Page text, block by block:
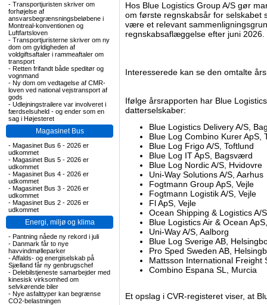
- Transportjuristen skriver om
forhøjelse af
ansvarsbegrænsningsbeløbene i
Montreal-konventionen og
Luftfartsloven
- Transportjuristerne skriver om ny
dom om gyldigheden af
voldgiftsaftaler i rammeaftaler om
transport
- Retten frifandt både speditør og
vognmand
- Ny dom om vedtagelse af CMR-
loven ved national vejstransport af
gods
- Udlejningstrailere var involveret i
færdselsuheld - og ender som en
sag i Højesteret
Magasinet Bus
- Magasinet Bus 6 - 2026 er
udkommet
- Magasinet Bus 5 - 2026 er
udkommet
- Magasinet Bus 4 - 2026 er
udkommet
- Magasinet Bus 3 - 2026 er
udkommet
- Magasinet Bus 2 - 2026 er
udkommet
Energi, miljø og klima
- Pantning nåede ny rekord i juli
- Danmark får to nye
havvindmølleparker
-Affalds- og energiselskab på
Sjælland får ny genbrugschef
- Delebilstjeneste samarbejder med
kinesisk virksomhed om
selvkørende biler
- Nye asfalttyper kan begrænse
CO2-belastningen
Hos Blue Logistics Group A/S gør
om første regnskabsår for selskabet
være et relevant
regnskabsaflæggelse efter juni 2026.
Interesserede kan se den omtalte
Ifølge årsrapporten har Blue
datterselskaber:
Blue Logistics Delivery A/S,
Blue Log Combino Kurer ApS,
Blue Log Frigo A/S, Toftlund
Blue Log IT ApS, Bagsværd
Blue Log Nordic A/S, Hvidovre
Uni-Way Solutions A/S, Aarhus
Fogtmann Group ApS, Vejle
Fogtmann Logistik A/S, Vejle
Fl ApS, Vejle
Ocean Shipping & Logistics A/
Blue Logistics Air & Ocean
Uni-Way A/S, Aalborg
Blue Log Sverige AB,
Pro Sped Sweden AB,
Mattsson International Freight
Combino Espana SL, Murcia
Et opslag i CVR-registeret viser, at